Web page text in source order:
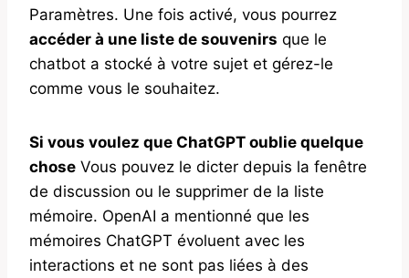
Paramètres. Une fois activé, vous pourrez
accéder à une liste de souvenirs que le
chatbot a stocké à votre sujet et gérez-le
comme vous le souhaitez.
Si vous voulez que ChatGPT oublie quelque
chose Vous pouvez le dicter depuis la fenêtre
de discussion ou le supprimer de la liste
mémoire. OpenAI a mentionné que les
mémoires ChatGPT évoluent avec les
interactions et ne sont pas liées à des